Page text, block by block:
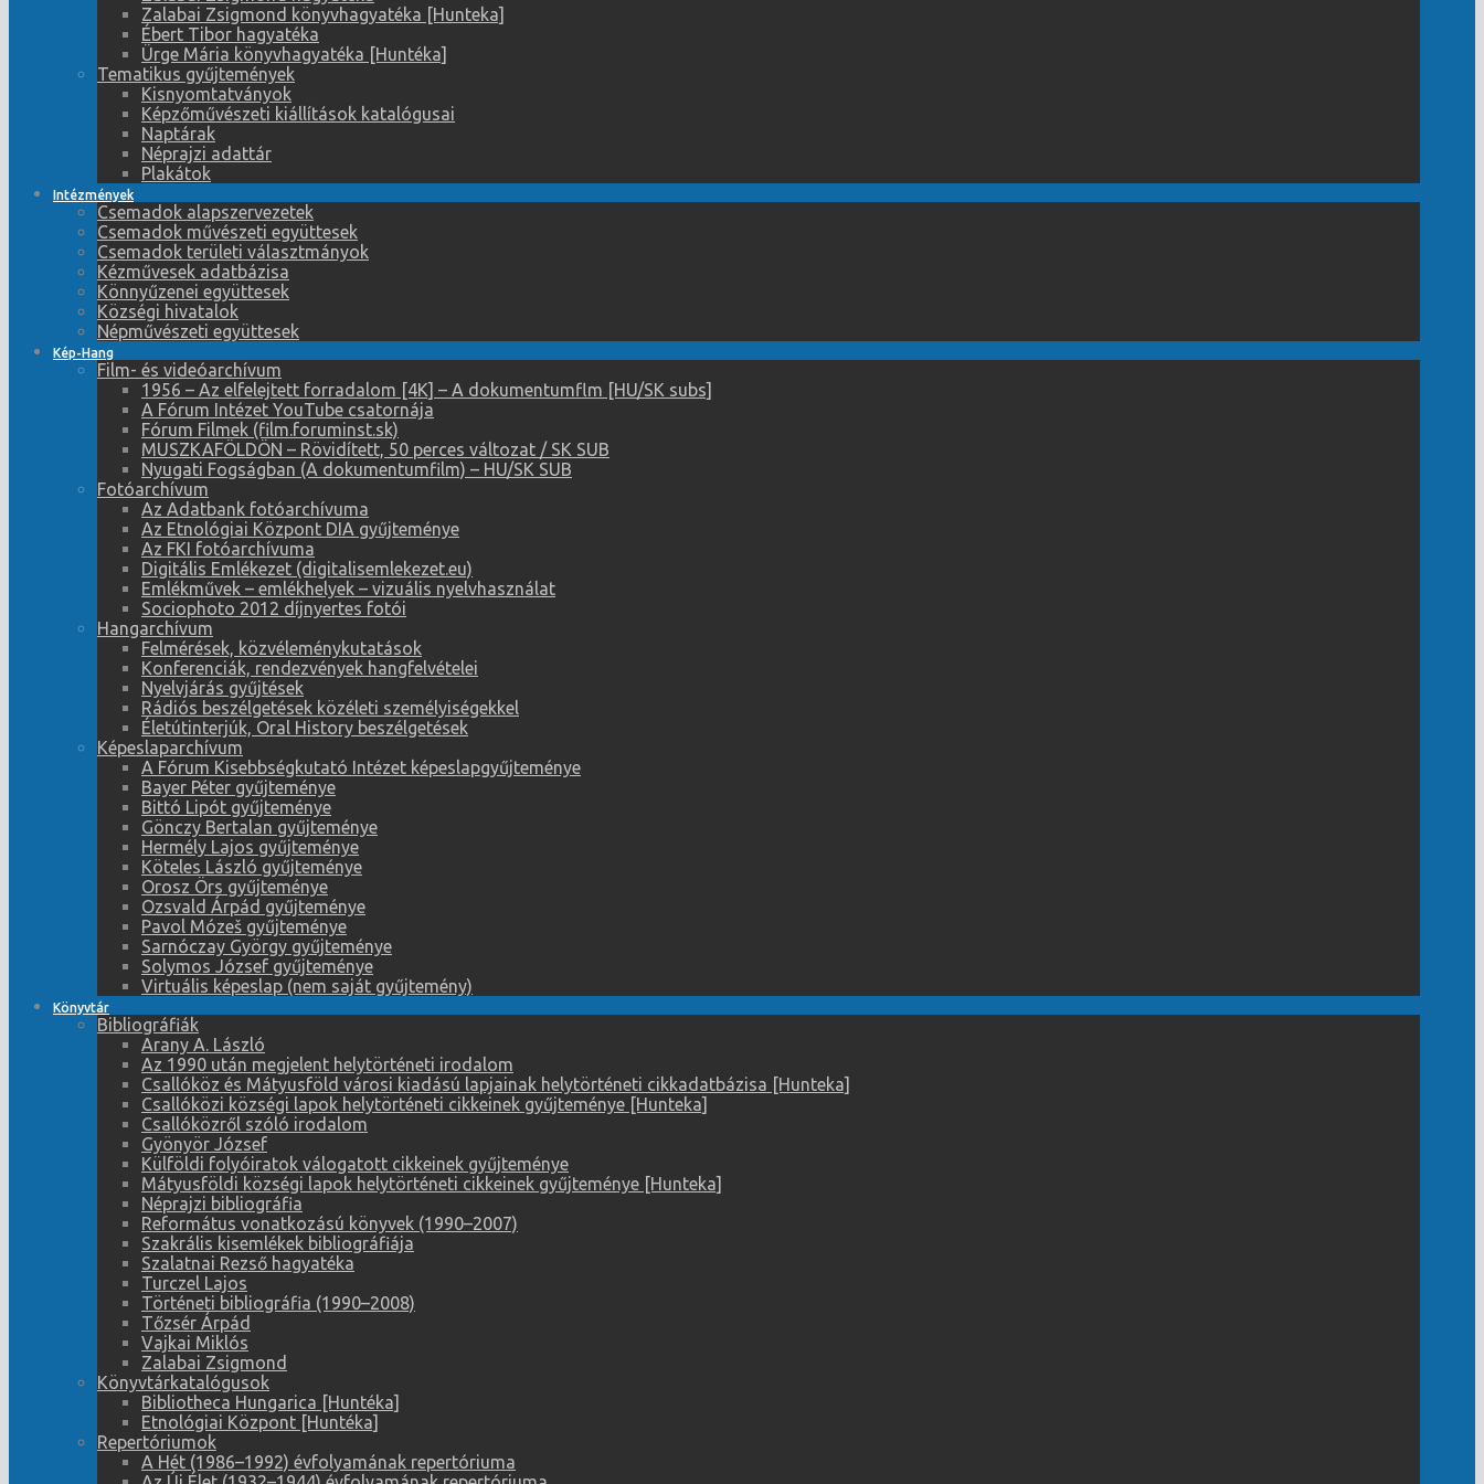
Zalabai Zsigmond könyvhagyatéka [Hunteka]
Ébert Tibor hagyatéka
Ürge Mária könyvhagyatéka [Huntéka]
Tematikus gyűjtemények
Kisnyomtatványok
Képzőművészeti kiállítások katalógusai
Naptárak
Néprajzi adattár
Plakátok
Intézmények
Csemadok alapszervezetek
Csemadok művészeti együttesek
Csemadok területi választmányok
Kézművesek adatbázisa
Könnyűzenei együttesek
Községi hivatalok
Népművészeti együttesek
Kép-Hang
Film- és videóarchívum
1956 – Az elfelejtett forradalom [4K] – A dokumentumflm [HU/SK subs]
A Fórum Intézet YouTube csatornája
Fórum Filmek (film.foruminst.sk)
MUSZKAFÖLDÖN – Rövidített, 50 perces változat / SK SUB
Nyugati Fogságban (A dokumentumfilm) – HU/SK SUB
Fotóarchívum
Az Adatbank fotóarchívuma
Az Etnológiai Központ DIA gyűjteménye
Az FKI fotóarchívuma
Digitális Emlékezet (digitalisemlekezet.eu)
Emlékművek – emlékhelyek – vizuális nyelvhasználat
Sociophoto 2012 díjnyertes fotói
Hangarchívum
Felmérések, közvéleménykutatások
Konferenciák, rendezvények hangfelvételei
Nyelvjárás gyűjtések
Rádiós beszélgetések közéleti személyiségekkel
Életútinterjúk, Oral History beszélgetések
Képeslaparchívum
A Fórum Kisebbségkutató Intézet képeslapgyűjteménye
Bayer Péter gyűjteménye
Bittó Lipót gyűjteménye
Gönczy Bertalan gyűjteménye
Hermély Lajos gyűjteménye
Köteles László gyűjteménye
Orosz Örs gyűjteménye
Ozsvald Árpád gyűjteménye
Pavol Mózeš gyűjteménye
Sarnóczay György gyűjteménye
Solymos József gyűjteménye
Virtuális képeslap (nem saját gyűjtemény)
Könyvtár
Bibliográfiák
Arany A. László
Az 1990 után megjelent helytörténeti irodalom
Csallóköz és Mátyusföld városi kiadású lapjainak helytörténeti cikkadatbázisa [Hunteka]
Csallóközi községi lapok helytörténeti cikkeinek gyűjteménye [Hunteka]
Csallóközről szóló irodalom
Gyönyör József
Külföldi folyóiratok válogatott cikkeinek gyűjteménye
Mátyusföldi községi lapok helytörténeti cikkeinek gyűjteménye [Hunteka]
Néprajzi bibliográfia
Református vonatkozású könyvek (1990–2007)
Szakrális kisemlékek bibliográfiája
Szalatnai Rezső hagyatéka
Turczel Lajos
Történeti bibliográfia (1990–2008)
Tőzsér Árpád
Vajkai Miklós
Zalabai Zsigmond
Könyvtárkatalógusok
Bibliotheca Hungarica [Huntéka]
Etnológiai Központ [Huntéka]
Repertóriumok
A Hét (1986–1992) évfolyamának repertóriuma